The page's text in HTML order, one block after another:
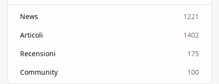
News
1221
Articoli
1402
Recensioni
175
Community
100